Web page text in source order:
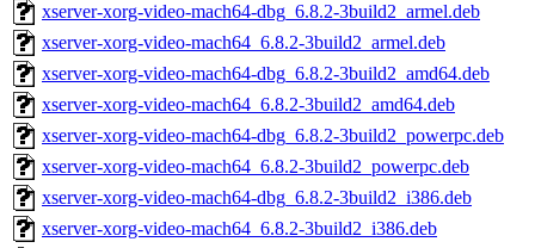
xserver-xorg-video-mach64-dbg_6.8.2-3build2_armel.deb
xserver-xorg-video-mach64_6.8.2-3build2_armel.deb
xserver-xorg-video-mach64-dbg_6.8.2-3build2_amd64.deb
xserver-xorg-video-mach64_6.8.2-3build2_amd64.deb
xserver-xorg-video-mach64-dbg_6.8.2-3build2_powerpc.deb
xserver-xorg-video-mach64_6.8.2-3build2_powerpc.deb
xserver-xorg-video-mach64-dbg_6.8.2-3build2_i386.deb
xserver-xorg-video-mach64_6.8.2-3build2_i386.deb